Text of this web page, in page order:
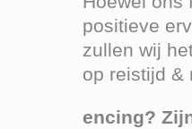
positieve
zullen wij
op reistijd &
encing?